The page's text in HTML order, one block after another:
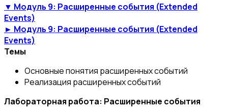
▼ Модуль 9: Расширенные события (Extended
Events)
► Модуль 9: Расширенные события (Extended
Events)
Темы
Основные понятия расширенных событий
Реализация расширенных событий
Лабораторная работа: Расширенные события